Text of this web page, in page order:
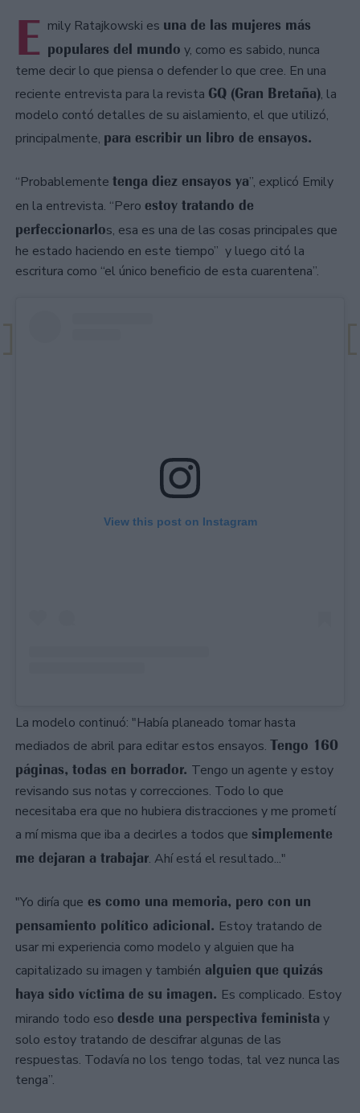
E mily Ratajkowski es una de las mujeres más
populares del mundo y, como es sabido, nunca
teme decir lo que piensa o defender lo que cree. En una
reciente entrevista para la revista GQ (Gran Bretaña), la
modelo contó detalles de su aislamiento, el que utilizó,
principalmente, para escribir un libro de ensayos.
“Probablemente tenga diez ensayos ya”, explicó Emily
en la entrevista. “Pero estoy tratando de
perfeccionarlos, esa es una de las cosas principales que
he estado haciendo en este tiempo” y luego citó la
escritura como “el único beneficio de esta cuarentena”.
View this post on Instagram
La modelo continuó: "Había planeado tomar hasta
mediados de abril para editar estos ensayos. Tengo 160
páginas, todas en borrador. Tengo un agente y estoy
revisando sus notas y correcciones. Todo lo que
necesitaba era que no hubiera distracciones y me prometí
a mí misma que iba a decirles a todos que simplemente
me dejaran a trabajar. Ahí está el resultado..."
"Yo diría que es como una memoria, pero con un
pensamiento político adicional. Estoy tratando de
usar mi experiencia como modelo y alguien que ha
capitalizado su imagen y también alguien que quizás
haya sido víctima de su imagen. Es complicado. Estoy
mirando todo eso desde una perspectiva feminista y
solo estoy tratando de descifrar algunas de las
respuestas. Todavía no los tengo todas, tal vez nunca las
tenga”.